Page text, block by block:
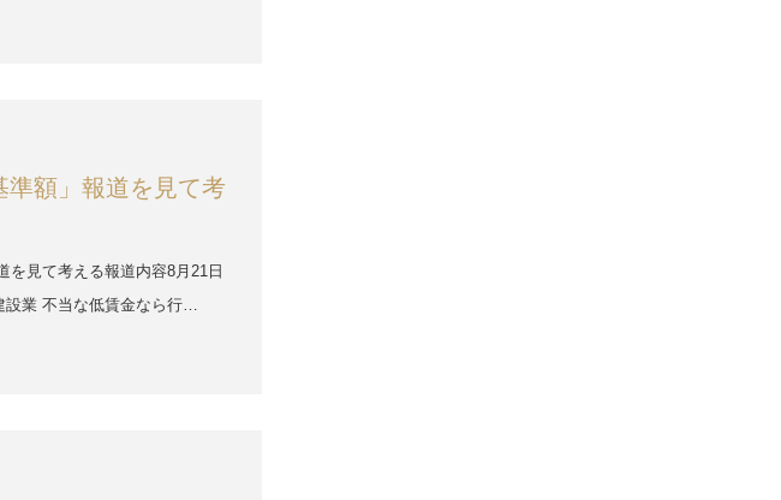
準額」報道を見て考
を見て考える報道内容8月21日
設業 不当な低賃金なら行…